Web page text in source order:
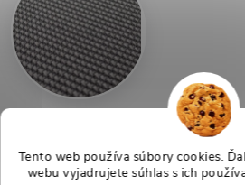
Tento web používa súbory cookies.
webu vyjadrujete súhlas s ich
Olefin - do
každého